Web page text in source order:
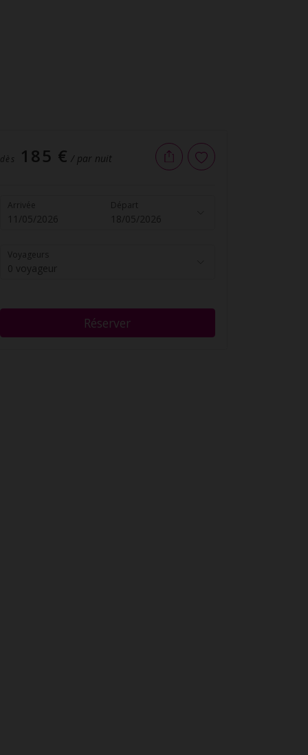
dès 185 € / par nuit
Arrivée
11/05/2026
Départ
18/05/2026
Voyageurs
0 voyageur
Réserver